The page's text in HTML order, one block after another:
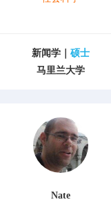
新闻学｜ 硕士
马里兰大学
Nate